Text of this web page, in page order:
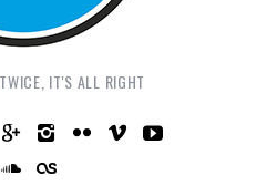
IT'S ALL RIGHT